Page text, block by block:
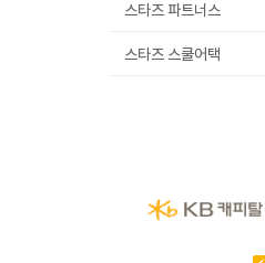
스타즈 파트너스
스타즈 스쿨어택